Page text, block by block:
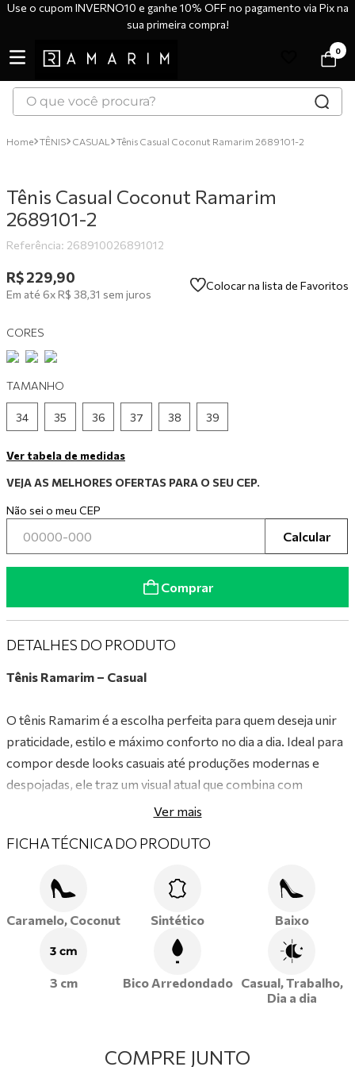
Use o cupom INVERNO10 e ganhe 10% OFF no pagamento via Pix na
sua primeira compra!
0
O que você procura?
TÊNIS CASUAL Tênis Casual Coconut Ramarim 2689101-2
Tênis Casual Coconut Ramarim
2689101-2
Referência: 268910026891012
R$229,90
Em até 6xR$ 38,31 sem juros
Colocar na lista de Favoritos
CORES
TAMANHO
34 35 36 37 38 39
Ver tabela de medidas
VEJA AS MELHORES OFERTAS PARA O SEU CEP.
Não sei o meu CEP
Calcular
Comprar
DETALHES DO PRODUTO
Tênis Ramarim – Casual
O tênis Ramarim é a escolha perfeita para quem deseja unir
praticidade, estilo e máximo conforto no dia a dia. Ideal para
compor desde looks casuais até produções modernas e
despojadas, ele traz um visual atual que combina com
diversas ocasiões. Seu design contemporâneo, aliado a
em um destaque indispensável da estação.
Características:
•Solado leve e macio
, garantindo conforto prolongado e
• Confeccionado com
materiais de alta qualidade,
assegurando durabilidade, flexibilidade e excelente ajuste
Fechamento em cadarço, oferecendo ajuste firme e
Ver mais
FICHA TÉCNICA DO PRODUTO
Caramelo, Coconut Sintético Baixo
3 cm
3 cm Bico Arredondado
Casual, Trabalho,
Dia a dia
COMPRE JUNTO
TERMOS MAIS BUSCADOS
3º
sandália
º
botas
6º
tênis casual
8º
mocassim
9 º
tênis branco
10
tênis preto